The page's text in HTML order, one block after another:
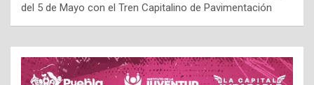
del 5 de Mayo con el Tren Capitalino de Pavimentación